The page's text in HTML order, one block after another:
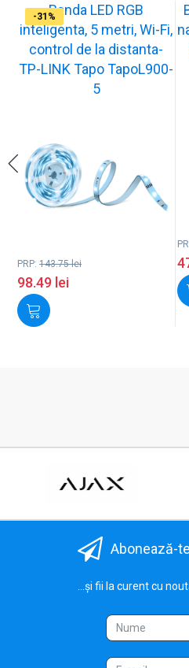
-31%Banda LED RGB
inteligenta, 5 metri, Wi-Fi,
control de la distanta-
TP-LINK Tapo TapoL900-
5
PRP: 143.75lei
98.49 lei
-31%
-31%
-32%
-31%
Abonează-
...și fii la curent cu